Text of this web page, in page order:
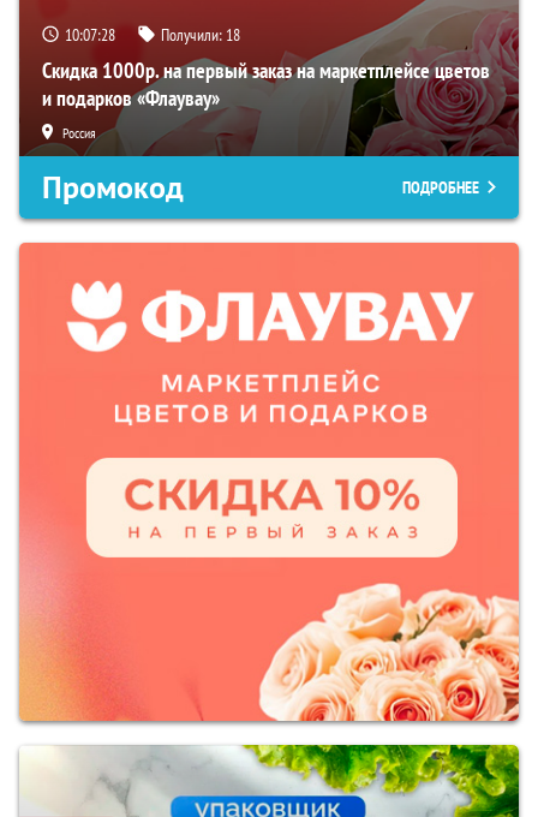
10:07:27 Получили: 18
Скидка 1000р. на первый заказ на маркетплейсе цветов
и подарков «Флаувау»
Россия
Промокод ПОДРОБНЕЕ